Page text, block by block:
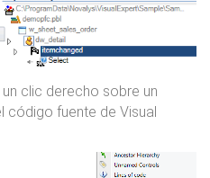
un clic derecho sobre un
código fuente de Visual